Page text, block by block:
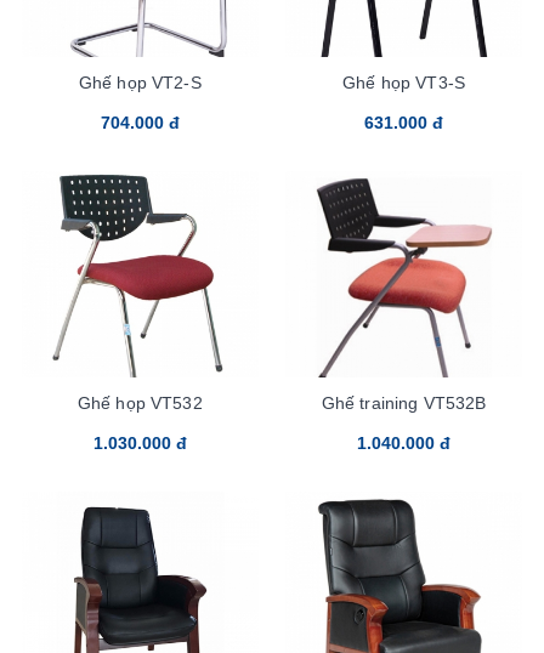
Ghế họp VT2-S
704.000 đ
Ghế họp VT3-S
631.000 đ
Ghế họp VT532
1.030.000 đ
Ghế training VT532B
1.040.000 đ